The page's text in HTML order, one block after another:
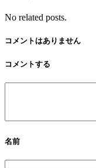
No related posts.
コメントはありません
コメントする
名前